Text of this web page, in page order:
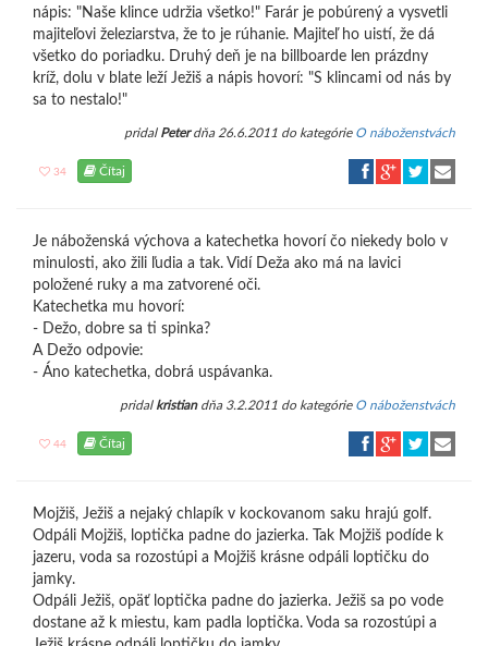
nápis: "Naše klince udržia všetko!" Farár je pobúrený a vysvetli
majiteľovi železiarstva, že to je rúhanie. Majiteľ ho uistí, že dá
všetko do poriadku. Druhý deň je na billboarde len prázdny
kríž, dolu v blate leží Ježiš a nápis hovorí: "S klincami od nás by
sa to nestalo!"
pridal Peterdňa 26.6.2011 do kategórie O náboženstvách
34 Čítaj
Je náboženská výchova a katechetka hovorí čo niekedy bolo v
minulosti, ako žili ľudia a tak. Vidí Deža ako má na lavici
položené ruky a ma zatvorené oči.
Katechetka mu hovorí:
- Dežo, dobre sa ti spinka?
A Dežo odpovie:
- Áno katechetka, dobrá uspávanka.
pridal kristiandňa 3.2.2011 do kategórie O náboženstvách
44 Čítaj
Mojžiš, Ježiš a nejaký chlapík v kockovanom saku hrajú golf.
Odpáli Mojžiš, loptička padne do jazierka. Tak Mojžiš podíde k
jazeru, voda sa rozostúpi a Mojžiš krásne odpáli loptičku do
jamky.
Odpáli Ježiš, opäť loptička padne do jazierka. Ježiš sa po vode
dostane až k miestu, kam padla loptička. Voda sa rozostúpi a